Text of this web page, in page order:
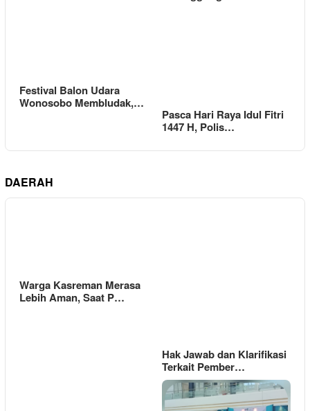
Festival Balon Udara
Wonosobo Membludak,…
Pasca Hari Raya Idul Fitri
1447 H, Polis…
DAERAH
Warga Kasreman Merasa
Lebih Aman, Saat P…
Hak Jawab dan Klarifikasi
Terkait Pember…